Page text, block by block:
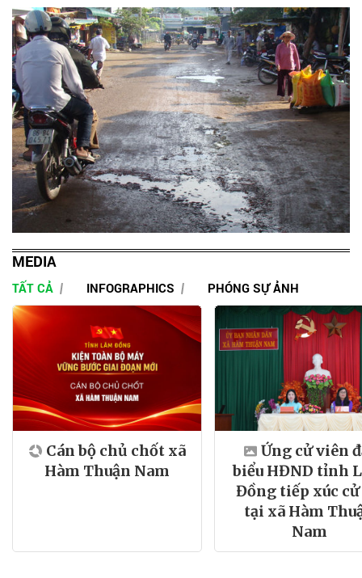
MEDIA
TẤT CẢ INFOGRAPHICS PHÓNG SỰ ẢNH
Cán bộ chủ chốt xã
Hàm Thuận Nam
Ứng cử viên
biểu HĐND tỉnh
Đồng tiếp xúc
tại xã Hàm
Nam